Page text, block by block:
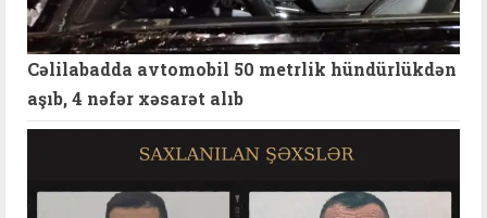
Cəlilabadda avtomobil 50 metrlik hündürlükdən
aşıb, 4 nəfər xəsarət alıb